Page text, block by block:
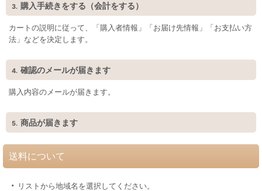
3. 購入手続きをする（会計をする）
カートの説明に従って、「購入者情報」「お届け先情報」「お支払い方
法」などを決定します。
4. 確認のメールが届きます
購入内容のメールが届きます。
5. 商品が届きます
送料について
リストから地域名を選択してください。